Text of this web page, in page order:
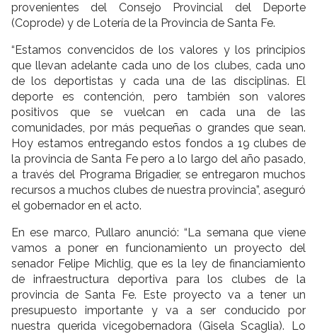
provenientes del Consejo Provincial del Deporte
(Coprode) y de Lotería de la Provincia de Santa Fe.
“Estamos convencidos de los valores y los principios
que llevan adelante cada uno de los clubes, cada uno
de los deportistas y cada una de las disciplinas. El
deporte es contención, pero también son valores
positivos que se vuelcan en cada una de las
comunidades, por más pequeñas o grandes que sean.
Hoy estamos entregando estos fondos a 19 clubes de
la provincia de Santa Fe pero a lo largo del año pasado,
a través del Programa Brigadier, se entregaron muchos
recursos a muchos clubes de nuestra provincia”, aseguró
el gobernador en el acto.
En ese marco, Pullaro anunció: “La semana que viene
vamos a poner en funcionamiento un proyecto del
senador Felipe Michlig, que es la ley de financiamiento
de infraestructura deportiva para los clubes de la
provincia de Santa Fe. Este proyecto va a tener un
presupuesto importante y va a ser conducido por
nuestra querida vicegobernadora (Gisela Scaglia). Lo